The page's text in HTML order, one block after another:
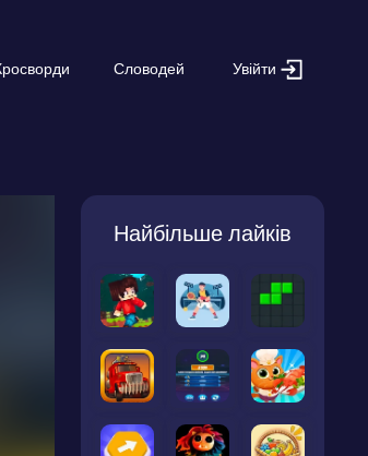
Словодей Увійти
Найбільше лайків